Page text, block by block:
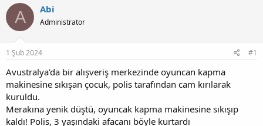
n
b
u
u
b
a
l
a
t
a
ş
a
g
ı
ç
t
a
i
h
A Abi
Administrator
1 Şub 2024 #1
Avustralya’da bir alışveriş merkezinde oyuncan kapma
makinesine sıkışan çocuk, polis tarafından cam kırılarak
kuruldu.
Merakına yenik düştü, oyuncak kapma makinesine sıkışıp
kaldı! Polis, 3 yaşındaki afacanı böyle kurtardı